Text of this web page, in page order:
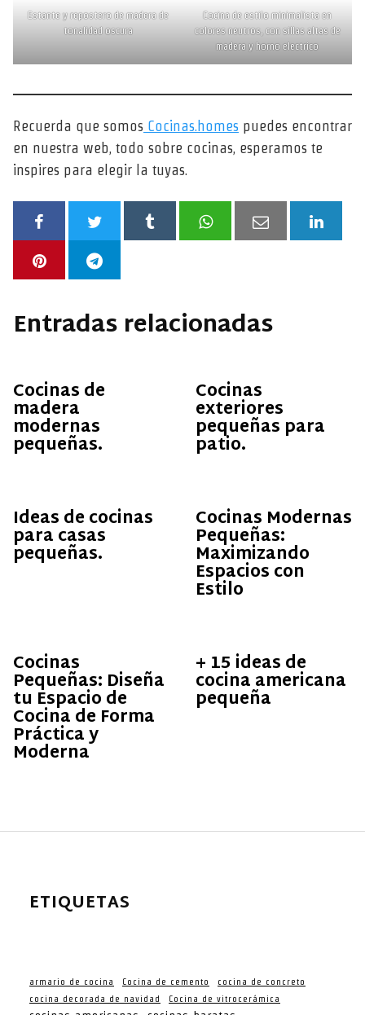
Estante y repostero de madera de
tonalidad oscura
Cocina de estilo minimalista en
colores neutros, con sillas altas de
madera y horno electrico
Recuerda que somos Cocinas.homes puedes encontrar
en nuestra web, todo sobre cocinas, esperamos te
inspires para elegir la tuyas.
Entradas relacionadas
Cocinas de
madera
modernas
pequeñas.
Cocinas
exteriores
pequeñas para
patio.
Ideas de cocinas
para casas
pequeñas.
Cocinas Modernas
Pequeñas:
Maximizando
Espacios con
Estilo
Cocinas
Pequeñas: Diseña
tu Espacio de
Cocina de Forma
Práctica y
Moderna
+ 15 ideas de
cocina americana
pequeña
ETIQUETAS
armario de cocina Cocina de cemento
cocina de concreto
cocina decorada de navidad
Cocina de vitrocerámica